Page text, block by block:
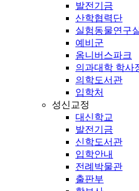
발전기금
산학협력단
실험동물연구
예비군
옴니버스파크
의과대학 학사
의학도서관
입학처
성신교정
대신학교
발전기금
신학도서관
입학안내
전례박물관
출판부